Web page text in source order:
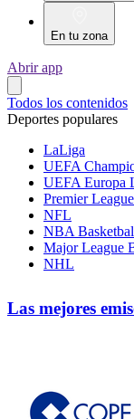
En tu zona
Abrir app
Todos los contenidos
Deportes populares
LaLiga
UEFA
UEFA Europa
Premier League
NFL
NBA
Major League
NHL
Las mejores